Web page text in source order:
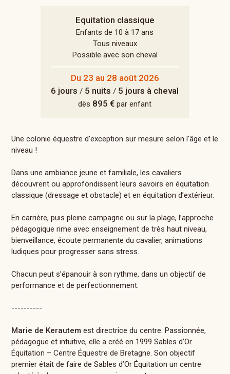
Equitation classique
Enfants de 10 à 17 ans
Tous niveaux
Possible avec son cheval
Du 23 au 28 août 2026
6 jours / 5 nuits / 5 jours à cheval
dès 895 € par enfant
Une colonie équestre d’exception sur mesure selon l'âge et le
niveau !
Dans une ambiance jeune et familiale, les cavaliers
découvrent ou approfondissent leurs savoirs en équitation
classique (dressage et obstacle) et en équitation d’extérieur.
En carrière, puis pleine campagne ou sur la plage, l’approche
pédagogique rime avec enseignement de très haut niveau,
bienveillance, écoute permanente du cavalier, animations
ludiques pour progresser sans stress.
Chacun peut s’épanouir à son rythme, dans un objectif de
performance et de perfectionnement.
----------
Marie de Kerautem est directrice du centre. Passionnée,
pédagogue et intuitive, elle a créé en 1999 Sables d’Or
Équitation – Centre Équestre de Bretagne. Son objectif
premier était de faire de Sables d’Or Équitation un centre